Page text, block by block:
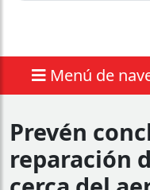
Menú de
Prevén
reparación